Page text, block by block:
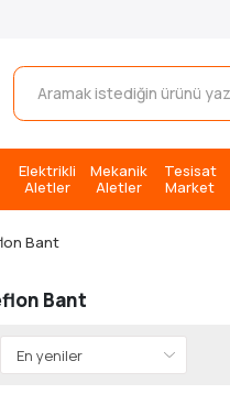
Elektrikli
Aletler
Mekanik
Aletler
Tesisat
Market
Bant
Bant